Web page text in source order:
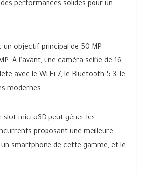
performances solides pour un
un objectif principal de 50 MP
À l’avant, une caméra selfie de 16
avec le Wi-Fi 7, le Bluetooth 5.3, le
modernes.
slot microSD peut gêner les
proposant une meilleure
smartphone de cette gamme, et le